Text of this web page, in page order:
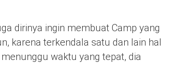
dirinya ingin membuat Camp yang
karena terkendala satu dan lain hal
waktu yang tepat, dia